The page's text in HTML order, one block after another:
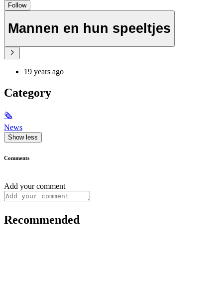
Follow
Mannen en hun speeltjes
19 years ago
Category
🗞
News
Show less
Comments
Add your comment
Recommended